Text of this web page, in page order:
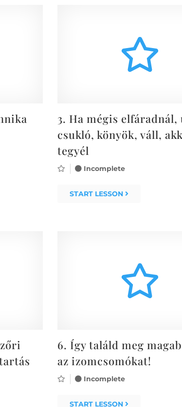
3. Ha mégis elfáradnál,
csukló, könyök, váll,
tegyél
Incomplete
START LESSON
6. Így találd meg
az izomcsomókat!
Incomplete
START LESSON